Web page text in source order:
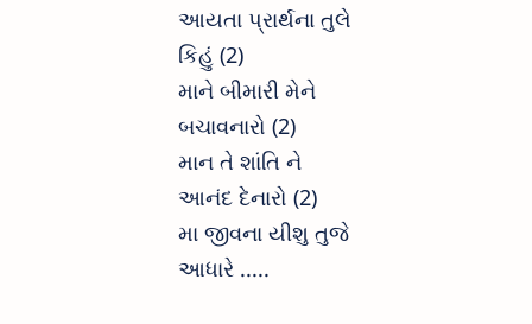
આયતા પ્રાર્થના તુલે
કિહું (2)
માને બીમારી મેને
બચાવનારો (2)
માન તે શાંતિ ને
આનંદ દેનારો (2)
મા જીવના યીશુ તુજે
આધારે .....